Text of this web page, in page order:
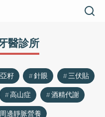
醫診所
籽 針眼
三伏貼
高山症
酒精代謝
周邊靜脈營養